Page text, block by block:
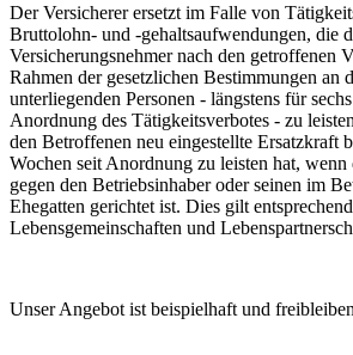
Der Versicherer ersetzt im Falle von
Bruttolohn- und -gehaltsaufwendungen, die
Versicherungsnehmer nach den getroffenen
Rahmen der gesetzlichen Bestimmungen an
unterliegenden Personen - längstens für
Anordnung des Tätigkeitsverbotes - zu
den Betroffenen neu eingestellte Ersatzkraft
Wochen seit Anordnung zu leisten hat,
gegen den Betriebsinhaber oder seinen im
Ehegatten gerichtet ist. Dies gilt
Lebensgemeinschaften und
Unser Angebot ist beispielhaft und